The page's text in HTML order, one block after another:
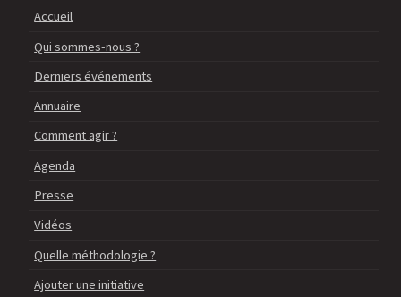
Accueil
Qui sommes-nous ?
Derniers événements
Annuaire
Comment agir ?
Agenda
Presse
Vidéos
Quelle méthodologie ?
Ajouter une initiative